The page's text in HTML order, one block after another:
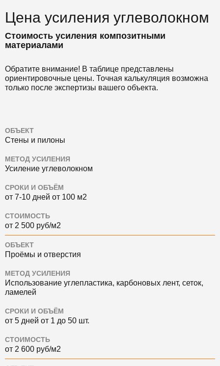
Цена усиления углеволокном
Стоимость усиления композитными
материалами
Обратите внимание! В таблице представлены
ориентировочные цены. Точная калькуляция возможна
только после экспертизы вашего объекта.
ОБЪЕКТ
Стены и пилоны
МЕТОД УСИЛЕНИЯ
Усиление углеволокном
СРОКИ И ОБЪЁМ
от 7-10 дней от 100 м2
СТОИМОСТЬ
от 2 500 руб/м2
ОБЪЕКТ
Проёмы и отверстия
МЕТОД УСИЛЕНИЯ
Использование углепластика, карбоновых лент, сеток,
ламелей
СРОКИ И ОБЪЁМ
от 5 дней от 1 до 50 шт.
СТОИМОСТЬ
от 2 600 руб/м2